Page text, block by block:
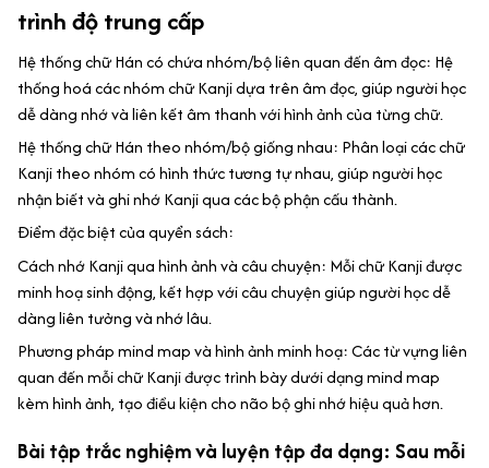
trình độ trung cấp
Hệ thống chữ Hán có chứa nhóm/bộ liên quan đến âm đọc: Hệ
thống hoá các nhóm chữ Kanji dựa trên âm đọc, giúp người học
dễ dàng nhớ và liên kết âm thanh với hình ảnh của từng chữ.
Hệ thống chữ Hán theo nhóm/bộ giống nhau: Phân loại các chữ
Kanji theo nhóm có hình thức tương tự nhau, giúp người học
nhận biết và ghi nhớ Kanji qua các bộ phận cấu thành.
Điểm đặc biệt của quyển sách:
Cách nhớ Kanji qua hình ảnh và câu chuyện: Mỗi chữ Kanji được
minh hoạ sinh động, kết hợp với câu chuyện giúp người học dễ
dàng liên tưởng và nhớ lâu.
Phương pháp mind map và hình ảnh minh hoạ: Các từ vựng liên
quan đến mỗi chữ Kanji được trình bày dưới dạng mind map
kèm hình ảnh, tạo điều kiện cho não bộ ghi nhớ hiệu quả hơn.
Bài tập trắc nghiệm và luyện tập đa dạng: Sau mỗi